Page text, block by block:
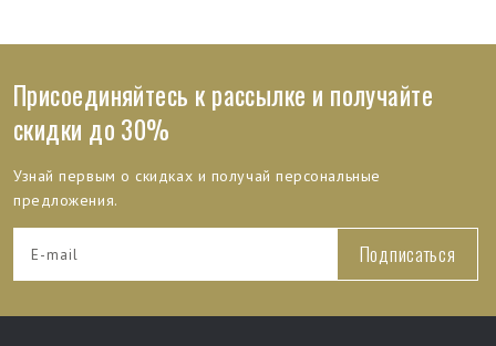
Присоединяйтесь к рассылке и получайте
скидки до 30%
Узнай первым о скидках и получай персональные
предложения.
Подписаться